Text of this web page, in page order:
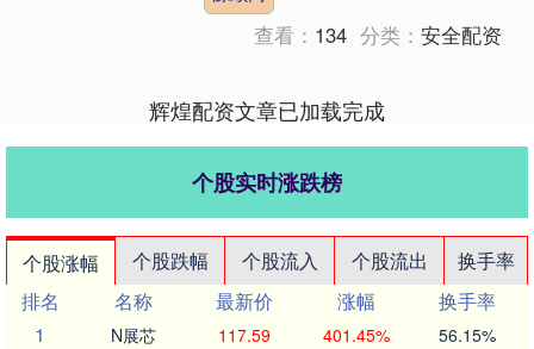
查看： 134 分类：安全配资
辉煌配资文章已加载完成
个股实时涨跌榜
个股涨幅 个股跌幅 个股流入 个股流出
换手率
排名
名称 最新价 涨幅
换手率
1
N展芯 117.59 401.45% 56.15%